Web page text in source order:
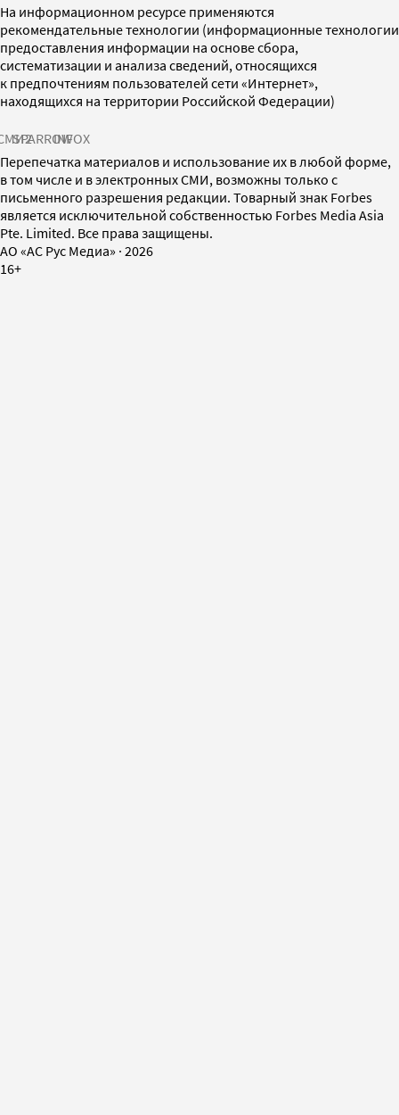
На информационном ресурсе применяются
рекомендательные технологии (информационные технологии
предоставления информации на основе сбора,
систематизации и анализа сведений, относящихся
к предпочтениям пользователей сети «Интернет»,
находящихся на территории Российской Федерации)
SPARROWINFOX
Перепечатка материалов и использование их в любой форме,
в том числе и в электронных СМИ, возможны только с
письменного разрешения редакции. Товарный знак Forbes
является исключительной собственностью Forbes Media Asia
Pte. Limited. Все права защищены.
AO «АС Рус Медиа» · 2026
16+